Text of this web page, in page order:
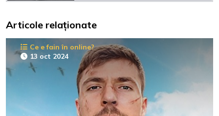
Articole relaționate
Ce e fain în online?
13 oct 2024